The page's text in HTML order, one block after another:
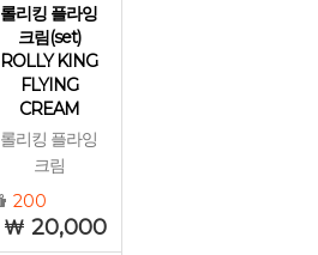
롤리킹 플라잉
크림(set)
ROLLY KING
FLYING
CREAM
롤리킹 플라잉
크림
200
20,000